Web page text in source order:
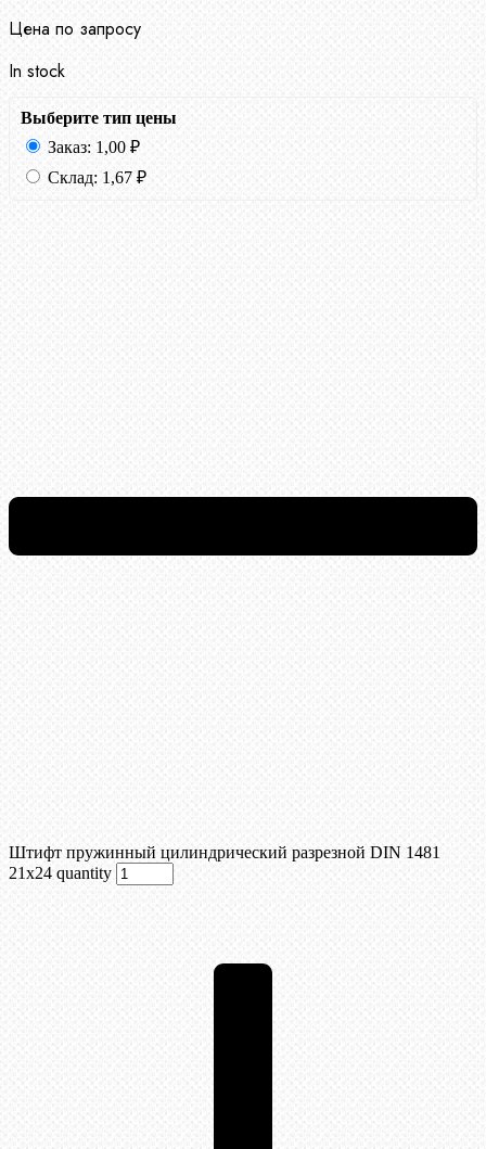
Цена по запросу
In stock
Выберите тип цены
Заказ: 1,00 ₽
Склад: 1,67 ₽
Штифт пружинный цилиндрический разрезной DIN 1481
21х24 quantity